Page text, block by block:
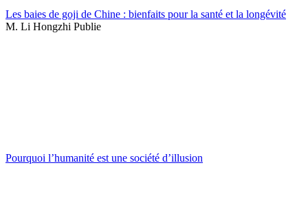
Les baies de goji de Chine : bienfaits pour la santé et la longévité
M. Li Hongzhi Publie
Pourquoi l’humanité est une société d’illusion